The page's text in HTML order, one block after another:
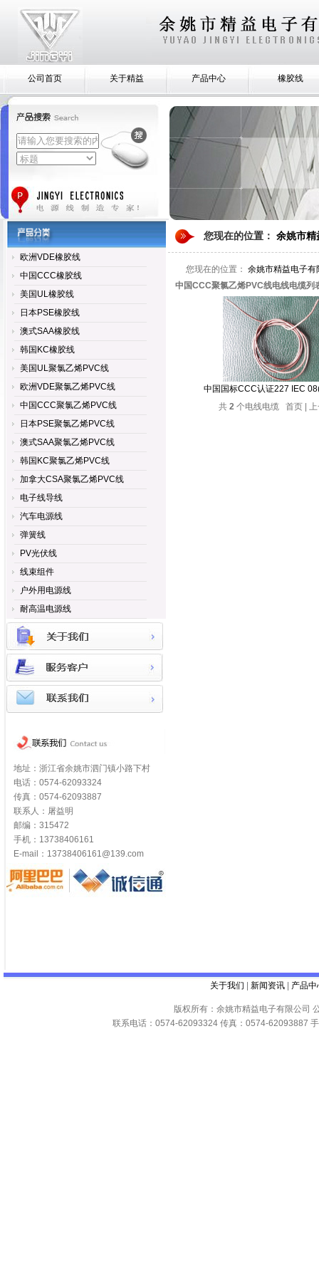
公司首页 关于精益 产品中心 橡胶线
欧洲VDE橡胶线
中国CCC橡胶线
美国UL橡胶线
日本PSE橡胶线
澳式SAA橡胶线
韩国KC橡胶线
美国UL聚氯乙烯PVC线
欧洲VDE聚氯乙烯PVC线
中国CCC聚氯乙烯PVC线
日本PSE聚氯乙烯PVC线
澳式SAA聚氯乙烯PVC线
韩国KC聚氯乙烯PVC线
加拿大CSA聚氯乙烯PVC线
电子线导线
汽车电源线
弹簧线
PV光伏线
线束组件
户外用电源线
耐高温电源线
地址：浙江省余姚市泗门镇小路下村
电话：0574-62093324
传真：0574-62093887
联系人：屠益明
邮编：315472
手机：13738406161
E-mail：13738406161@139.com
您现在的位置： 余姚市精
您现在的位置： 余姚市精益电子有
中国CCC聚氯乙烯PVC线电线电缆列
中国国标CCC认证227 IEC
共 2 个电线电缆 首页 |
关于我们 新闻资讯 产品中
版权所有：余姚市精益电子有限公司
联系电话：0574-62093324 传真：0574-62093887